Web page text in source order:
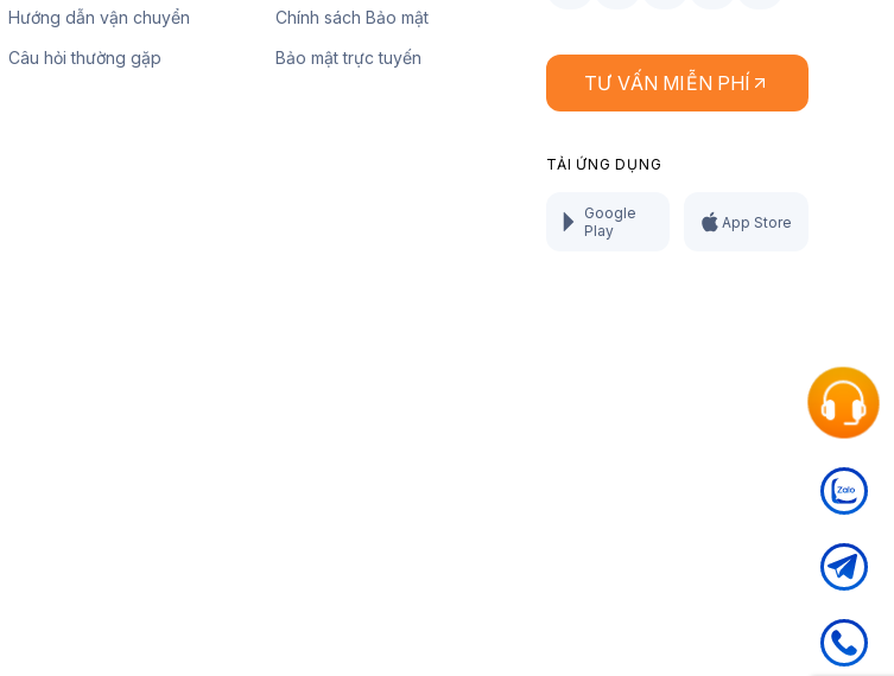
Hướng dẫn vận chuyển
Câu hỏi thường gặp
Chính sách Bảo mật
Bảo mật trực tuyến
TƯ VẤN MIỄN PHÍ
TẢI ỨNG DỤNG
Google
Play
App Store